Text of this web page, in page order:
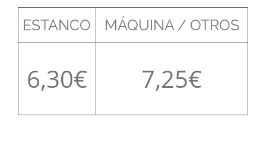
ESTANCO MÁQUINA / OTROS
6,30 7,25